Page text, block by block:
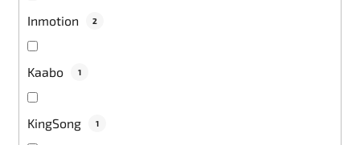
Inmotion 2
Kaabo 1
KingSong 1